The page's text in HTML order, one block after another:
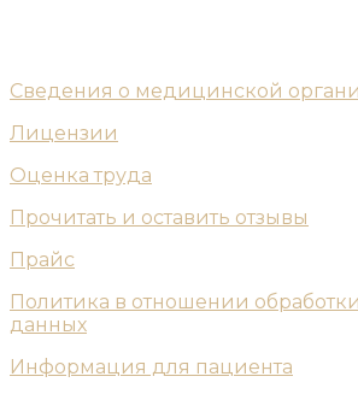
Сведения о медицинской
Лицензии
Оценка труда
Прочитать и оставить отзывы
Прайс
Политика в отношении
данных
Информация для пациента